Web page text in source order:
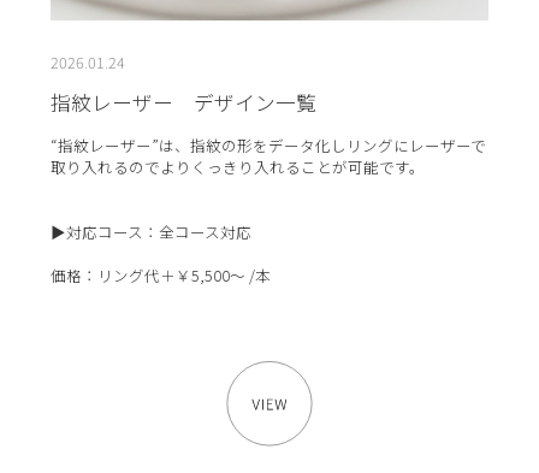
2026.01.24
指紋レーザー デザイン一覧
“指紋レーザー”は、指紋の形をデータ化しリングにレーザーで
取り入れるのでよりくっきり入れることが可能です。
▶対応コース：全コース対応
価格：リング代＋￥5,500～ /本